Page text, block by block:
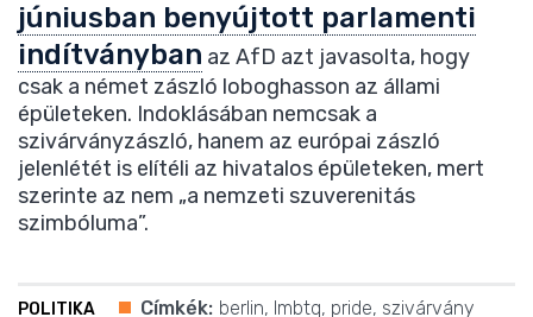
júniusban benyújtott parlamenti
indítványban az AfD azt javasolta, hogy
csak a német zászló loboghasson az állami
épületeken. Indoklásában nemcsak a
szivárványzászló, hanem az európai zászló
jelenlétét is elítéli az hivatalos épületeken, mert
szerinte az nem „a nemzeti szuverenitás
szimbóluma”.
POLITIKA Címkék: berlin, lmbtq, pride, szivárvány